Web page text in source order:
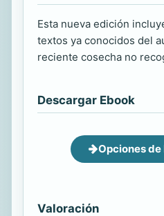
Esta nueva edición
textos ya conocidos del
reciente cosecha no
Descargar Ebook
Opciones
Valoración